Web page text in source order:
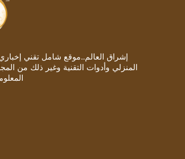
إشراق العالم..موقع شامل تقني إخباري
المنزلي وأدوات التقنية وغير ذلك من